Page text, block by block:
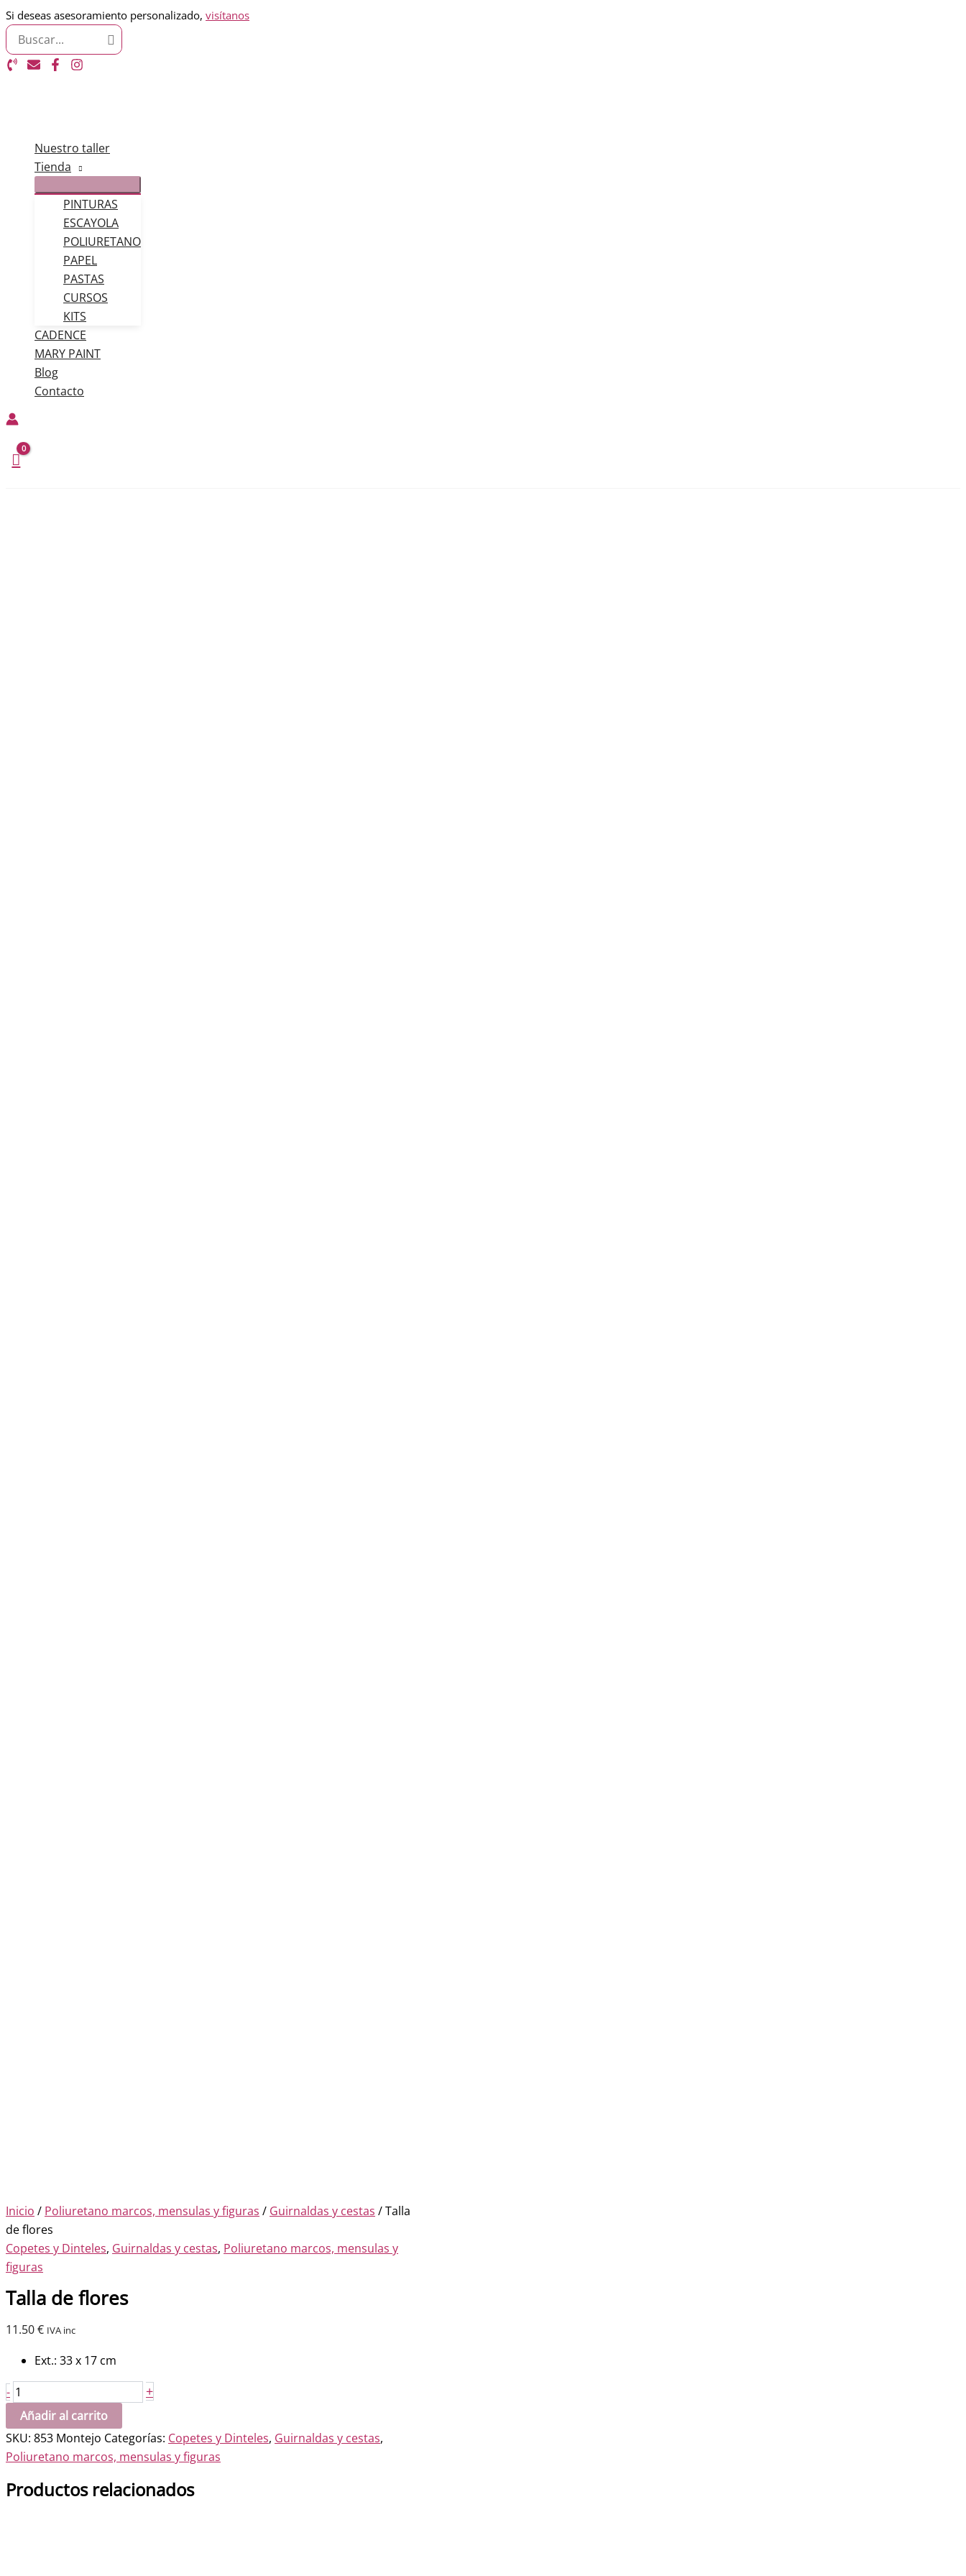
Ir
al
contenido
Si deseas asesoramiento personalizado, visítanos
Search
for:
Nuestro taller
Tienda
PINTURAS
ESCAYOLA
POLIURETANO
PAPEL
PASTAS
CURSOS
KITS
CADENCE
MARY PAINT
Blog
Contacto
Inicio / Poliuretano marcos, mensulas y figuras / Guirnaldas y cestas / Talla
de flores
Copetes y Dinteles, Guirnaldas y cestas, Poliuretano marcos, mensulas y
figuras
Talla de flores
11.50€ IVA inc
Ext.: 33 x 17 cm
- Talla
de
flores
cantidad
+
Añadir al carrito
SKU: 853 Montejo Categorías: Copetes y Dinteles, Guirnaldas y cestas,
Poliuretano marcos, mensulas y figuras
Productos relacionados